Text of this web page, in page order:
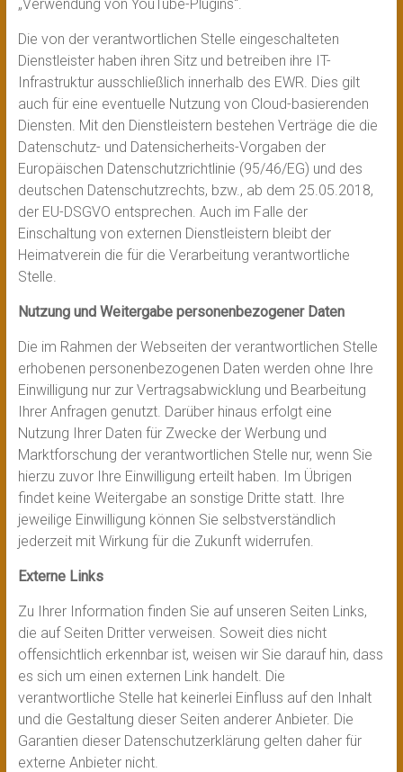
„Verwendung von YouTube-Plugins“.
Die von der verantwortlichen Stelle eingeschalteten
Dienstleister haben ihren Sitz und betreiben ihre IT-
Infrastruktur ausschließlich innerhalb des EWR. Dies gilt
auch für eine eventuelle Nutzung von Cloud-basierenden
Diensten. Mit den Dienstleistern bestehen Verträge die die
Datenschutz- und Datensicherheits-Vorgaben der
Europäischen Datenschutzrichtlinie (95/46/EG) und des
deutschen Datenschutzrechts, bzw., ab dem 25.05.2018,
der EU-DSGVO entsprechen. Auch im Falle der
Einschaltung von externen Dienstleistern bleibt der
Heimatverein die für die Verarbeitung verantwortliche
Stelle.
Nutzung und Weitergabe personenbezogener Daten
Die im Rahmen der Webseiten der verantwortlichen Stelle
erhobenen personenbezogenen Daten werden ohne Ihre
Einwilligung nur zur Vertragsabwicklung und Bearbeitung
Ihrer Anfragen genutzt. Darüber hinaus erfolgt eine
Nutzung Ihrer Daten für Zwecke der Werbung und
Marktforschung der verantwortlichen Stelle nur, wenn Sie
hierzu zuvor Ihre Einwilligung erteilt haben. Im Übrigen
findet keine Weitergabe an sonstige Dritte statt. Ihre
jeweilige Einwilligung können Sie selbstverständlich
jederzeit mit Wirkung für die Zukunft widerrufen.
Externe Links
Zu Ihrer Information finden Sie auf unseren Seiten Links,
die auf Seiten Dritter verweisen. Soweit dies nicht
offensichtlich erkennbar ist, weisen wir Sie darauf hin, dass
es sich um einen externen Link handelt. Die
verantwortliche Stelle hat keinerlei Einfluss auf den Inhalt
und die Gestaltung dieser Seiten anderer Anbieter. Die
Garantien dieser Datenschutzerklärung gelten daher für
externe Anbieter nicht.